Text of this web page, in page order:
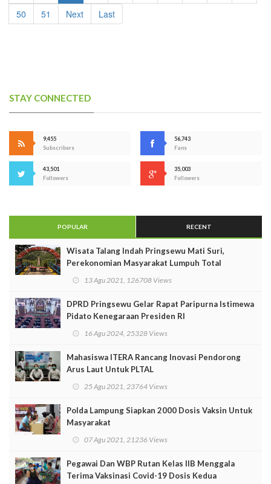
50
51 Next Last
STAY CONNECTED
9,455
Subscribers
56,743
Fans
43,501
Followers
35,003
Followers
POPULAR RECENT
Wisata Talang Indah Pringsewu Mati Suri,
Perekonomian Masyarakat Lumpuh Total
13 Agu 2021, 126708 Views
DPRD Pringsewu Gelar Rapat Paripurna Istimewa
Pidato Kenegaraan Presiden RI
16 Agu 2024, 25328 Views
Mahasiswa ITERA Rancang Inovasi Pendorong
Arus Laut Untuk PLTAL
25 Agu 2021, 23764 Views
Polda Lampung Siapkan 2000 Dosis Vaksin Untuk
Masyarakat
07 Agu 2021, 21236 Views
Pegawai Dan WBP Rutan Kelas IIB Menggala
Terima Vaksinasi Covid-19 Dosis Kedua